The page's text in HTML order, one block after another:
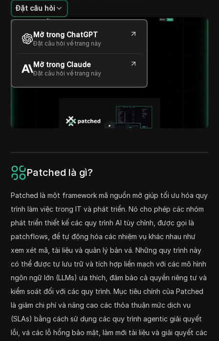
Đặt câu hỏi
Mở trong ChatGPT
Đặt câu hỏi về trang này
Mở trong Claude
Đặt câu hỏi về trang này
Patched là gì?
Patched là một framework mã nguồn mở giúp tối ưu hóa quy
trình làm việc trong IT và phát triển. Nó cho phép các nhóm
phát triển thiết kế các quy trình AI tùy chỉnh, được gọi là
patchflows, để tự động hóa các nhiệm vụ khác nhau như
xem xét mã, tài liệu và quản lý bản vá. Những quy trình này
có thể được tự lưu trữ và tích hợp liền mạch với các mô hình
ngôn ngữ lớn (LLMs) ưa thích, đảm bảo cả quyền riêng tư và
kiểm soát đối với các quy trình. Mục tiêu chính của Patched
là giảm chi phí và nâng cao các thỏa thuận mức dịch vụ
(SLAs) bằng cách sử dụng các quy trình agentic giải quyết
lỗi, vá các lỗ hổng bảo mật, làm mới tài liệu và giải quyết các